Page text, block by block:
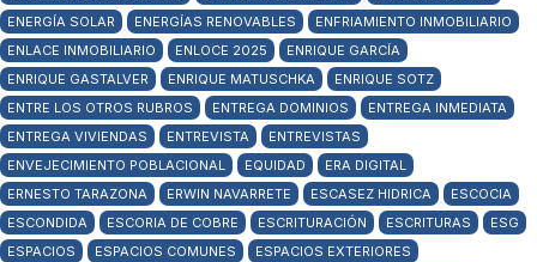
ENERGÍA SOLAR
ENERGÍAS RENOVABLES
ENFRIAMIENTO INMOBILIARIO
ENLACE INMOBILIARIO
ENLOCE 2025
ENRIQUE GARCÍA
ENRIQUE GASTALVER
ENRIQUE MATUSCHKA
ENRIQUE SOTZ
ENTRE LOS OTROS RUBROS
ENTREGA DOMINIOS
ENTREGA INMEDIATA
ENTREGA VIVIENDAS
ENTREVISTA
ENTREVISTAS
ENVEJECIMIENTO POBLACIONAL
EQUIDAD
ERA DIGITAL
ERNESTO TARAZONA
ERWIN NAVARRETE ESCASEZ HIDRICA
ESCOCIA
ESCONDIDA
ESCORIA DE COBRE ESCRITURACIÓN ESCRITURAS
ESG
ESPACIOS
ESPACIOS COMUNES
ESPACIOS EXTERIORES